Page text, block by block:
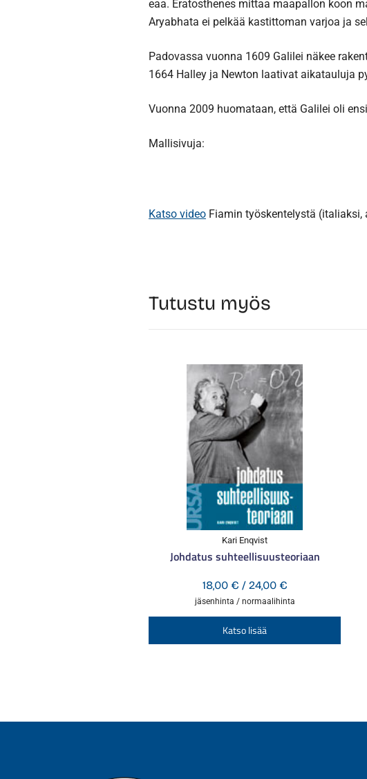
eaa. Eratosthenes mittaa maapallon koon
Aryabhata ei pelkää kastittoman varjoa ja
Padovassa vuonna 1609 Galilei näkee
1664 Halley ja Newton laativat aikatauluja
Vuonna 2009 huomataan, että Galilei oli
Mallisivuja:
Katso video Fiamin työskentelystä (italiaksi,
Tutustu myös
Kari Enqvist
Johdatus suhteellisuusteoriaan
18,00 € / 24,00 €Hintaluokka:
18,00 €
-
jäsenhinta / normaalihinta
Katso lisää